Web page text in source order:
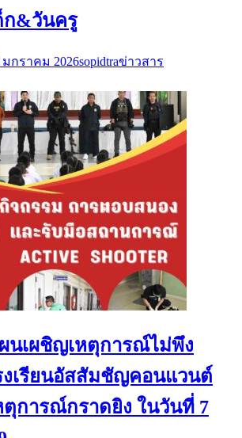
ก&วันครู
มกราคม 2026sopidtraข่าวสาร
นเผชิญเหตุการณ์ไม่พึง
งเรียนอัสสัมชัญคอนแวนต์
การณ์กราดยิง ในวันที่ 7